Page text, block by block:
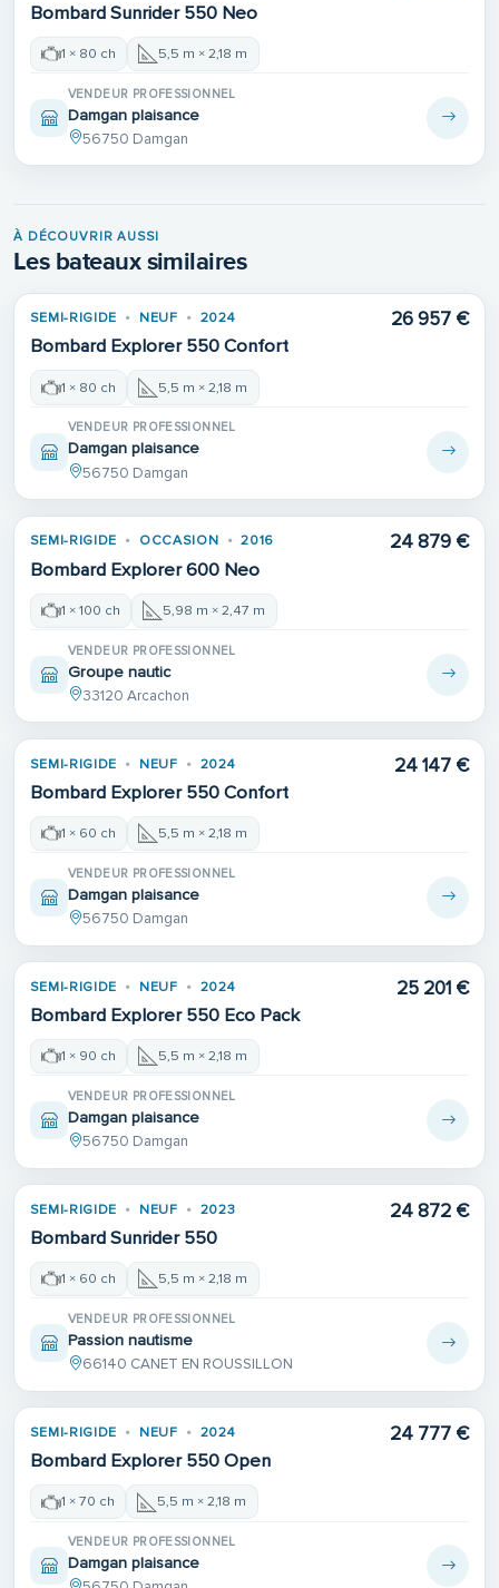
Bombard Sunrider 550 Neo
1 × 80 ch 5,5 m × 2,18 m
VENDEUR PROFESSIONNEL
Damgan plaisance
56750 Damgan
À DÉCOUVRIR AUSSI
Les bateaux similaires
SEMI-RIGIDE NEUF 2024
Bombard Explorer 550 Confort
26 957 €
1 × 80 ch 5,5 m × 2,18 m
VENDEUR PROFESSIONNEL
Damgan plaisance
56750 Damgan
SEMI-RIGIDE OCCASION 2016
Bombard Explorer 600 Neo
24 879 €
1 × 100 ch 5,98 m × 2,47 m
VENDEUR PROFESSIONNEL
Groupe nautic
33120 Arcachon
SEMI-RIGIDE NEUF 2024
Bombard Explorer 550 Confort
24 147 €
1 × 60 ch 5,5 m × 2,18 m
VENDEUR PROFESSIONNEL
Damgan plaisance
56750 Damgan
SEMI-RIGIDE NEUF 2024
Bombard Explorer 550 Eco Pack
25 201 €
1 × 90 ch 5,5 m × 2,18 m
VENDEUR PROFESSIONNEL
Damgan plaisance
56750 Damgan
SEMI-RIGIDE NEUF 2023
Bombard Sunrider 550
24 872 €
1 × 60 ch 5,5 m × 2,18 m
VENDEUR PROFESSIONNEL
Passion nautisme
66140 CANET EN ROUSSILLON
SEMI-RIGIDE NEUF 2024
Bombard Explorer 550 Open
24 777 €
1 × 70 ch 5,5 m × 2,18 m
VENDEUR PROFESSIONNEL
Damgan plaisance